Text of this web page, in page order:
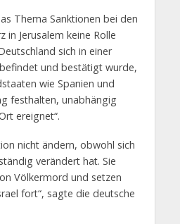
Thema Sanktionen bei den
in Jerusalem keine Rolle
sich in einer
und bestätigt wurde,
wie Spanien und
festhalten, unabhängig
ereignet“.
nicht ändern, obwohl sich
verändert hat. Sie
Völkermord und setzen
fort“, sagte die deutsche